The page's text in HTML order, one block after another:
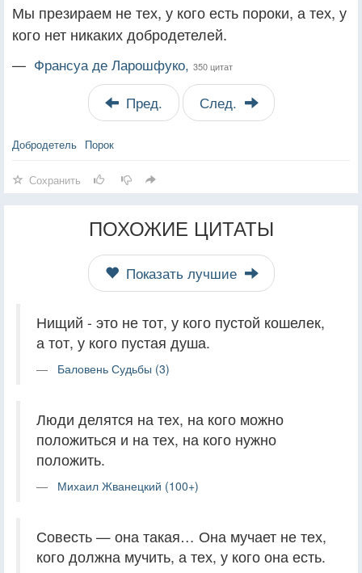
Мы презираем не тех, у кого есть пороки, а тех, у
кого нет никаких добродетелей.
— Франсуа де Ларошфуко, 350 цитат
Пред. След.
Добродетель Порок
Сохранить
ПОХОЖИЕ ЦИТАТЫ
Показать лучшие
Нищий - это не тот, у кого пустой кошелек,
а тот, у кого пустая душа.
Баловень Судьбы (3)
Люди делятся на тех, на кого можно
положиться и на тех, на кого нужно
положить.
Михаил Жванецкий (100+)
Совесть — она такая… Она мучает не тех,
кого должна мучить, а тех, у кого она есть.